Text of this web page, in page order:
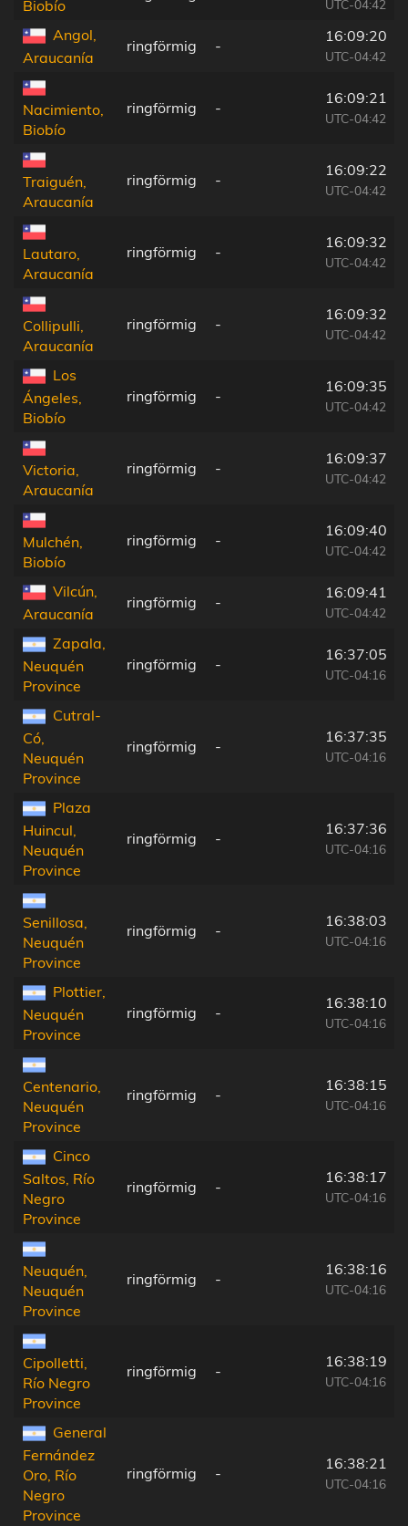
Biobío UTC-04:42
Angol,
Araucanía
ringförmig -
16:09:20
UTC-04:42
Nacimiento,
Biobío
ringförmig -
16:09:21
UTC-04:42
Traiguén,
Araucanía
ringförmig -
16:09:22
UTC-04:42
Lautaro,
Araucanía
ringförmig -
16:09:32
UTC-04:42
Collipulli,
Araucanía
ringförmig -
16:09:32
UTC-04:42
Los
Ángeles,
Biobío
ringförmig -
16:09:35
UTC-04:42
Victoria,
Araucanía
ringförmig -
16:09:37
UTC-04:42
Mulchén,
Biobío
ringförmig -
16:09:40
UTC-04:42
Vilcún,
Araucanía
ringförmig -
16:09:41
UTC-04:42
Zapala,
Neuquén
Province
ringförmig -
16:37:05
UTC-04:16
Cutral-
Có,
Neuquén
Province
ringförmig -
16:37:35
UTC-04:16
Plaza
Huincul,
Neuquén
Province
ringförmig -
16:37:36
UTC-04:16
Senillosa,
Neuquén
Province
ringförmig -
16:38:03
UTC-04:16
Plottier,
Neuquén
Province
ringförmig -
16:38:10
UTC-04:16
Centenario,
Neuquén
Province
ringförmig -
16:38:15
UTC-04:16
Cinco
Saltos, Río
Negro
Province
ringförmig -
16:38:17
UTC-04:16
Neuquén,
Neuquén
Province
ringförmig -
16:38:16
UTC-04:16
Cipolletti,
Río Negro
Province
ringförmig -
16:38:19
UTC-04:16
General
Fernández
Oro, Río
Negro
Province
ringförmig -
16:38:21
UTC-04:16